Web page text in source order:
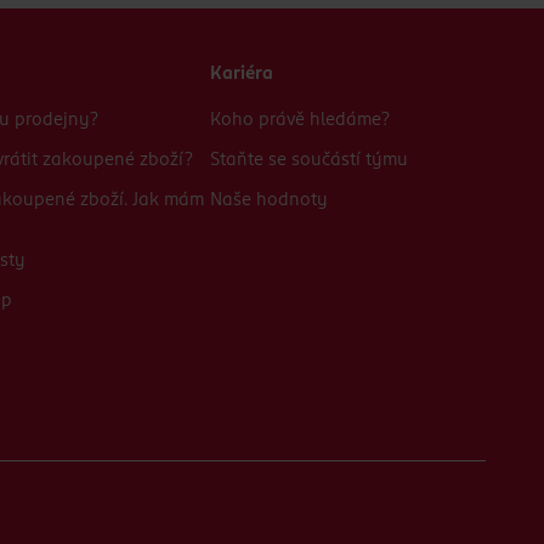
prodejny?
zakoupené zboží?
zboží. Jak mám
Kariéra
Koho právě hledáme?
Staňte se součástí týmu
Naše hodnoty